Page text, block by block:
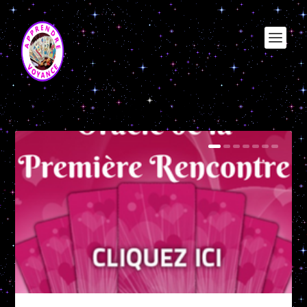
Étiquette :oracle gratuit